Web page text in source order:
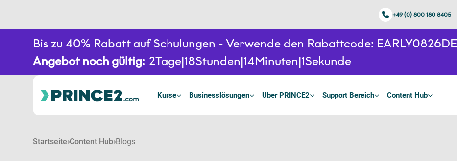
Bis zu 40% Rabatt auf Schulungen - Verwende den Rabattcode: EARLY0826DE
Angebot noch gültig: 2Tage 18Stunden 14Minuten 0Sekunden
+49 (0) 800 180 8405
Kurse Businesslösungen Über PRINCE2 Support Bereich Content Hub
Startseite Content Hub Blogs